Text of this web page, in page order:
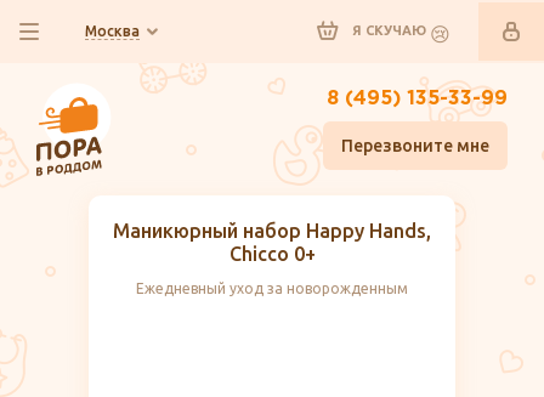
Москва Я СКУЧАЮ
8 (495) 135-33-99
Перезвоните мне
Маникюрный набор Happy Hands,
Chicco 0+
Ежедневный уход за новорожденным